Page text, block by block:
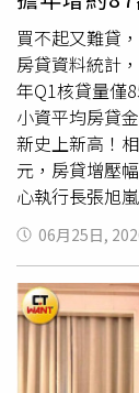
南部小資雖成
增壓幅度不輸
僅桃園年增30
中心經理李家
年房貸負擔快
建設題材帶動
張，拉抬整體
等熱門重劃區
步增加，其中
寫台南房價新
購屋負擔。李
時代，由於房
條件仍嚴、自
言，購屋大門
言反攻三部曲
買不起又難貸
房貸資料統計
年Q1核貸量僅
小資平均房貸
新史上新高！
元，房貸增壓
心執行長張旭
以來小資核貸
銀行核貸從嚴
度也更為保守
年房價持續墊
面臨「房價高
Q1平均購屋總
2020年信用管
06月25日,